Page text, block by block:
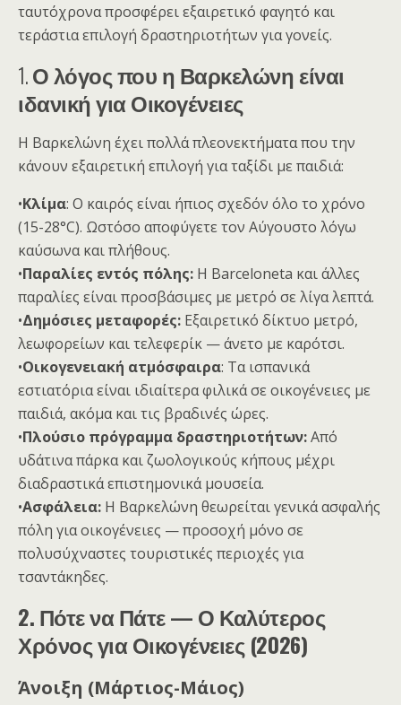
ταυτόχρονα προσφέρει εξαιρετικό φαγητό και
τεράστια επιλογή δραστηριοτήτων για γονείς.
1.Ο λόγος που η Βαρκελώνη είναι
ιδανική για Οικογένειες
Η Βαρκελώνη έχει πολλά πλεονεκτήματα που την
κάνουν εξαιρετική επιλογή για ταξίδι με παιδιά:
•Κλίμα: Ο καιρός είναι ήπιος σχεδόν όλο το χρόνο
(15-28°C). Ωστόσο αποφύγετε τον Αύγουστο λόγω
καύσωνα και πλήθους.
•Παραλίες εντός πόλης: Η Barceloneta και άλλες
παραλίες είναι προσβάσιμες με μετρό σε λίγα λεπτά.
•Δημόσιες μεταφορές: Εξαιρετικό δίκτυο μετρό,
λεωφορείων και τελεφερίκ — άνετο με καρότσι.
•Οικογενειακή ατμόσφαιρα: Τα ισπανικά
εστιατόρια είναι ιδιαίτερα φιλικά σε οικογένειες με
παιδιά, ακόμα και τις βραδινές ώρες.
•Πλούσιο πρόγραμμα δραστηριοτήτων:Από
υδάτινα πάρκα και ζωολογικούς κήπους μέχρι
διαδραστικά επιστημονικά μουσεία.
•Ασφάλεια: Η Βαρκελώνη θεωρείται γενικά ασφαλής
πόλη για οικογένειες — προσοχή μόνο σε
πολυσύχναστες τουριστικές περιοχές για
τσαντάκηδες.
2. Πότε να Πάτε — Ο Καλύτερος
Χρόνος για Οικογένειες (2026)
Άνοιξη (Μάρτιος-Μάιος)